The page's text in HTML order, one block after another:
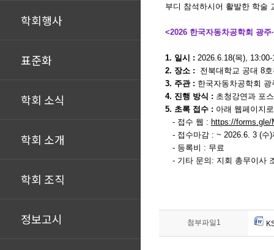
학회행사
표준화
학회 소식
학회 소개
학회 조직
정보고시
부디 참석하시어 활발한 학술
<2026 한국자동차공학회 광주
1. 일시 : 2026.6.18(목), 13:00-
2. 장소 :
전북대학교 공대 8
3. 주관 : 한국자동차공학회 광
4. 진행 방식 : 초청강연과 포
5. 초록 접수 : 아래 웹페이지
- 접수 웹 : https://
- 접수마감 : ~ 2026.6. 3 (수)
- 등록비 : 무료
- 기타 문의 : 지회 총무이사
첨부파일1